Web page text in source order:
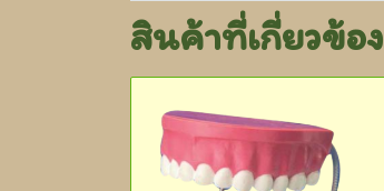
สินค้าที่เกี่ยวข้อง